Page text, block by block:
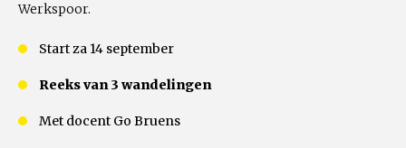
Werkspoor.
Start za 14 september
Reeks van 3 wandelingen
Met docent Go Bruens